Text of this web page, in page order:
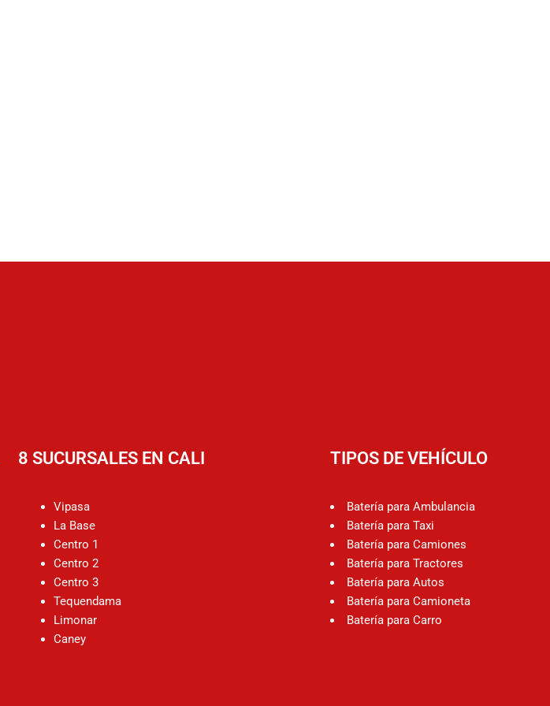
8 SUCURSALES EN CALI
Vipasa
La Base
Centro 1
Centro 2
Centro 3
Tequendama
Limonar
Caney
TIPOS DE VEHÍCULO
Batería para Ambulancia
Batería para Taxi
Batería para Camiones
Batería para Tractores
Batería para Autos
Batería para Camioneta
Batería para Carro